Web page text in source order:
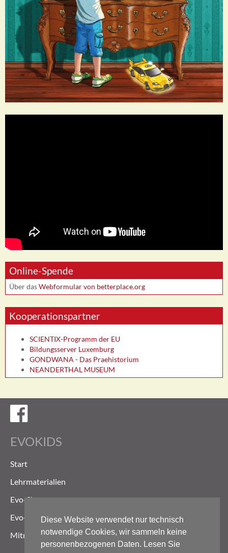
Diese Website verwendet nur technisch
notwendige Cookies, wir sammeln keine
personenbezogenen Daten. Lesen Sie
Online-Spende
Über dasWebformular von betterplace.org
Kooperationspartner
SCIENTIX-Programm der EU
Bildungsserver Luxemburg
GONDWANA - Das Praehistorium
NEANDERTHAL MUSEUM
EVOKIDS
Start
Lehrmaterialien
Evo-Shop
Evo-Weg
Mitmachen